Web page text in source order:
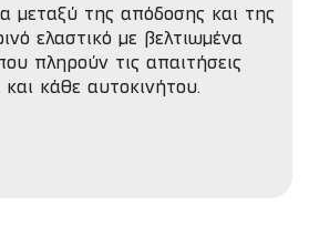
μεταξύ της απόδοσης και της
ελαστικό με βελτιωμένα
πληρούν τις απαιτήσεις
και κάθε αυτοκινήτου.